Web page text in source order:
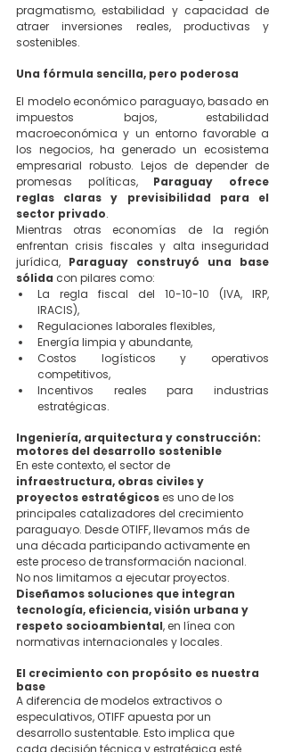
pragmatismo, estabilidad y capacidad de
atraer inversiones reales, productivas y
sostenibles.
Una fórmula sencilla, pero poderosa
El modelo económico paraguayo, basado en
impuestos bajos, estabilidad
macroeconómica y un entorno favorable a
los negocios, ha generado un ecosistema
empresarial robusto. Lejos de depender de
promesas políticas, Paraguay ofrece
reglas claras y previsibilidad para el
sector privado.
Mientras otras economías de la región
enfrentan crisis fiscales y alta inseguridad
jurídica, Paraguay construyó una base
sólida con pilares como:
La regla fiscal del 10-10-10 (IVA, IRP,
IRACIS),
Regulaciones laborales flexibles,
Energía limpia y abundante,
Costos logísticos y operativos
competitivos,
Incentivos reales para industrias
estratégicas.
Ingeniería, arquitectura y construcción:
motores del desarrollo sostenible
En este contexto, el sector de
infraestructura, obras civiles y
proyectos estratégicos es uno de los
principales catalizadores del crecimiento
paraguayo. Desde OTIFF, llevamos más de
una década participando activamente en
este proceso de transformación nacional.
No nos limitamos a ejecutar proyectos.
Diseñamos soluciones que integran
tecnología, eficiencia, visión urbana y
respeto socioambiental, en línea con
normativas internacionales y locales.
El crecimiento con propósito es nuestra
base
A diferencia de modelos extractivos o
especulativos, OTIFF apuesta por un
desarrollo sustentable. Esto implica que
cada decisión técnica y estratégica esté